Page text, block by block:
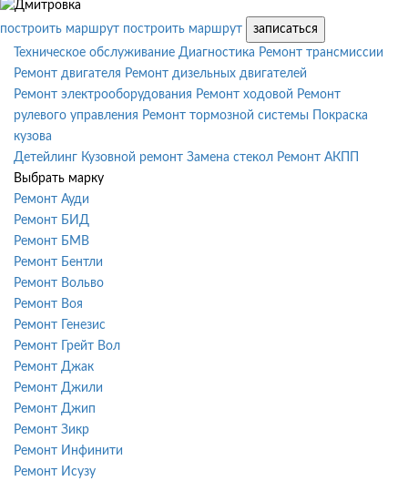
построить маршрут построить маршрут
записаться
Техническое обслуживание Диагностика Ремонт трансмиссии
Ремонт двигателя Ремонт дизельных двигателей
Ремонт электрооборудования Ремонт ходовой Ремонт
рулевого управления Ремонт тормозной системы
Покраска
кузова
Детейлинг Кузовной ремонт Замена стекол Ремонт АКПП
Выбрать марку
Ремонт Ауди
Ремонт БИД
Ремонт БМВ
Ремонт Бентли
Ремонт Вольво
Ремонт Воя
Ремонт Генезис
Ремонт Грейт Вол
Ремонт Джак
Ремонт Джили
Ремонт Джип
Ремонт Зикр
Ремонт Инфинити
Ремонт Исузу